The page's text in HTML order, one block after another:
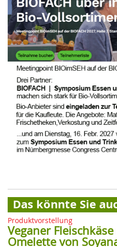
Das könnte Sie
Produktvorstellung
Veganer
Omelette von